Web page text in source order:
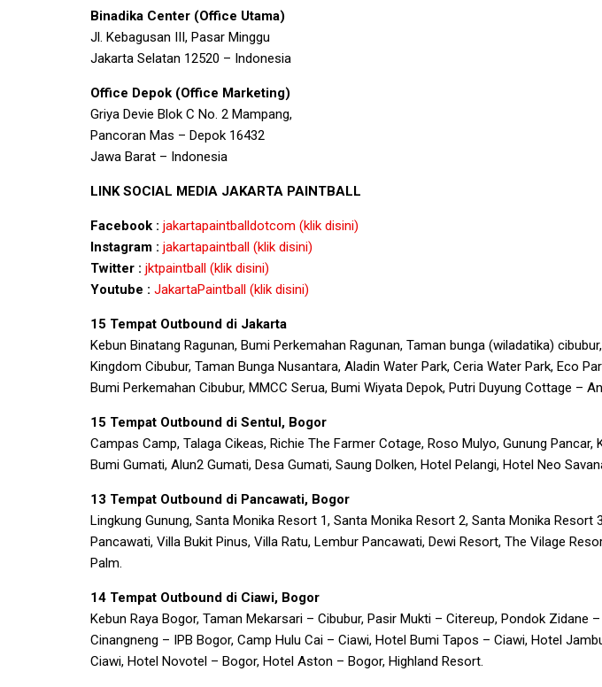
Binadika Center (Office Utama)
Jl. Kebagusan III, Pasar Minggu
Jakarta Selatan 12520 – Indonesia
Office Depok (Office Marketing)
Griya Devie Blok C No. 2 Mampang,
Pancoran Mas – Depok 16432
Jawa Barat – Indonesia
LINK SOCIAL MEDIA JAKARTA PAINTBALL
Facebook : jakartapaintballdotcom (klik disini)
Instagram : jakartapaintball (klik disini)
Twitter : jktpaintball (klik disini)
Youtube : JakartaPaintball (klik disini)
15 Tempat Outbound di Jakarta
Kebun Binatang Ragunan, Bumi Perkemahan Ragunan, Taman bunga (wiladatika)
Kingdom Cibubur, Taman Bunga Nusantara, Aladin Water Park, Ceria Water Park, Eco
Bumi Perkemahan Cibubur, MMCC Serua, Bumi Wiyata Depok, Putri Duyung Cottage –
15 Tempat Outbound di Sentul, Bogor
Campas Camp, Talaga Cikeas, Richie The Farmer Cotage, Roso Mulyo, Gunung
Bumi Gumati, Alun2 Gumati, Desa Gumati, Saung Dolken, Hotel Pelangi, Hotel Neo
13 Tempat Outbound di Pancawati, Bogor
Lingkung Gunung, Santa Monika Resort 1, Santa Monika Resort 2, Santa Monika Resort
Pancawati, Villa Bukit Pinus, Villa Ratu, Lembur Pancawati, Dewi Resort, The Vilage
Palm.
14 Tempat Outbound di Ciawi, Bogor
Kebun Raya Bogor, Taman Mekarsari – Cibubur, Pasir Mukti – Citereup, Pondok Zidane
Cinangneng – IPB Bogor, Camp Hulu Cai – Ciawi, Hotel Bumi Tapos – Ciawi, Hotel
Ciawi, Hotel Novotel – Bogor, Hotel Aston – Bogor, Highland Resort.